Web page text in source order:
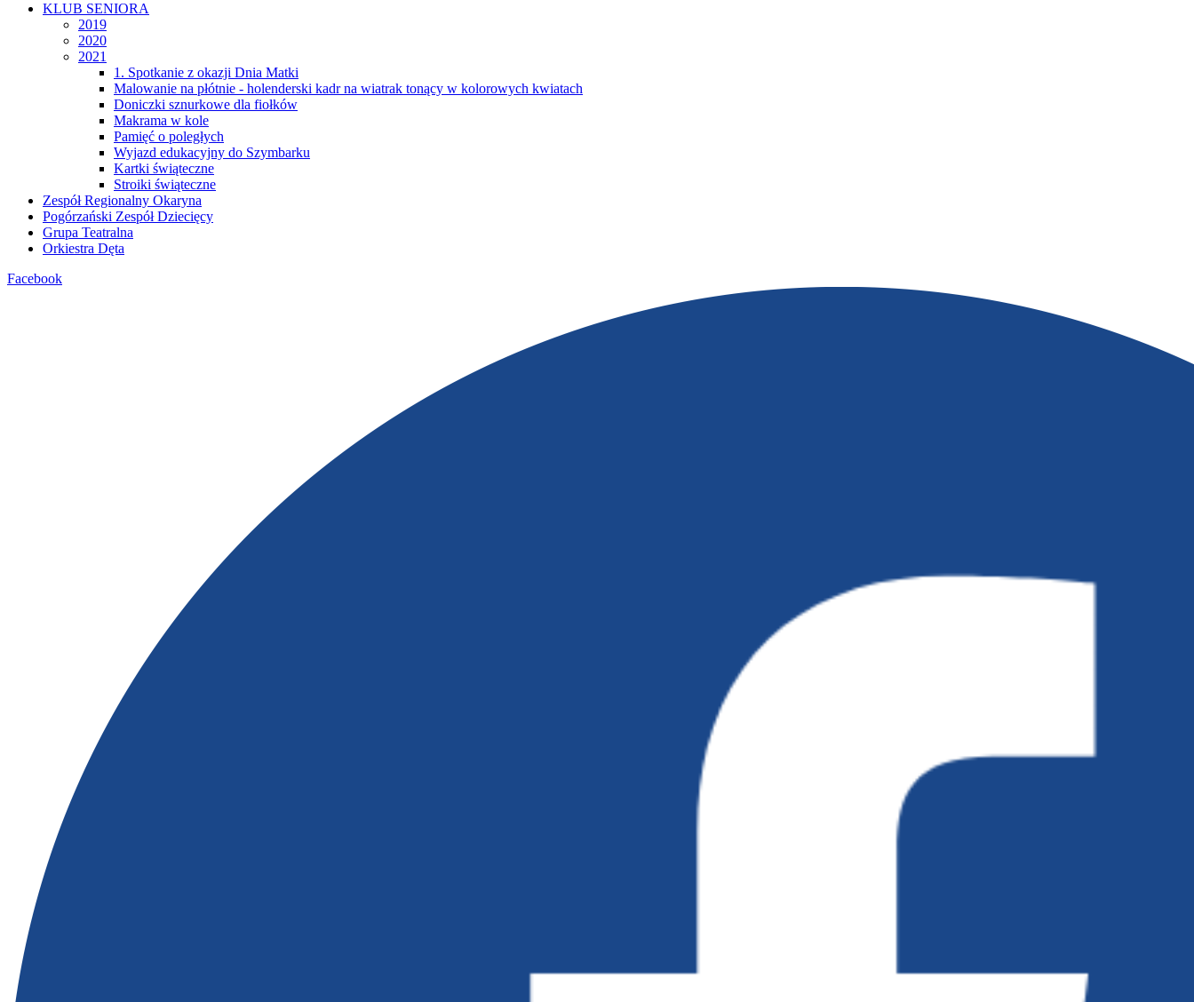
KLUB SENIORA
2019
2020
2021
1. Spotkanie z okazji Dnia Matki
Malowanie na płótnie - holenderski kadr na wiatrak tonący w kolorowych kwiatach
Doniczki sznurkowe dla fiołków
Makrama w kole
Pamięć o poległych
Wyjazd edukacyjny do Szymbarku
Kartki świąteczne
Stroiki świąteczne
Zespół Regionalny Okaryna
Pogórzański Zespół Dziecięcy
Grupa Teatralna
Orkiestra Dęta
Facebook